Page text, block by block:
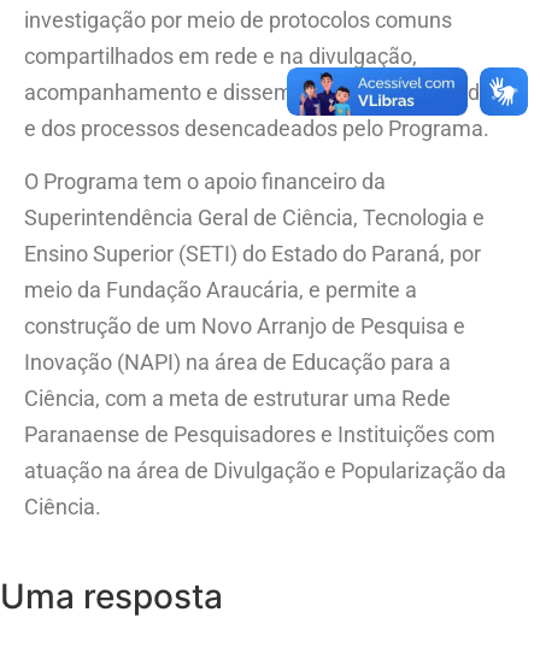
investigação por meio de protocolos comuns
compartilhados em rede e na divulgação,
acompanhamento e disseminação dos resultados
e dos processos desencadeados pelo Programa.
O Programa tem o apoio financeiro da
Superintendência Geral de Ciência, Tecnologia e
Ensino Superior (SETI) do Estado do Paraná, por
meio da Fundação Araucária, e permite a
construção de um Novo Arranjo de Pesquisa e
Inovação (NAPI) na área de Educação para a
Ciência, com a meta de estruturar uma Rede
Paranaense de Pesquisadores e Instituições com
atuação na área de Divulgação e Popularização da
Ciência.
Uma resposta